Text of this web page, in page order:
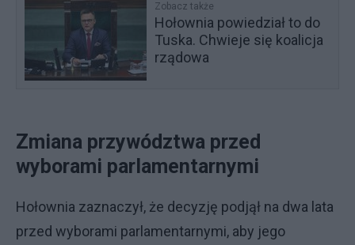
Zobacz także
Hołownia powiedział to do
Tuska. Chwieje się koalicja
rządowa
Zmiana przywództwa przed
wyborami parlamentarnymi
Hołownia zaznaczył, że decyzję podjął na dwa lata
przed wyborami parlamentarnymi, aby jego